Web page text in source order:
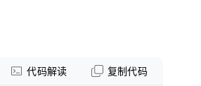
代码解读 复制代码